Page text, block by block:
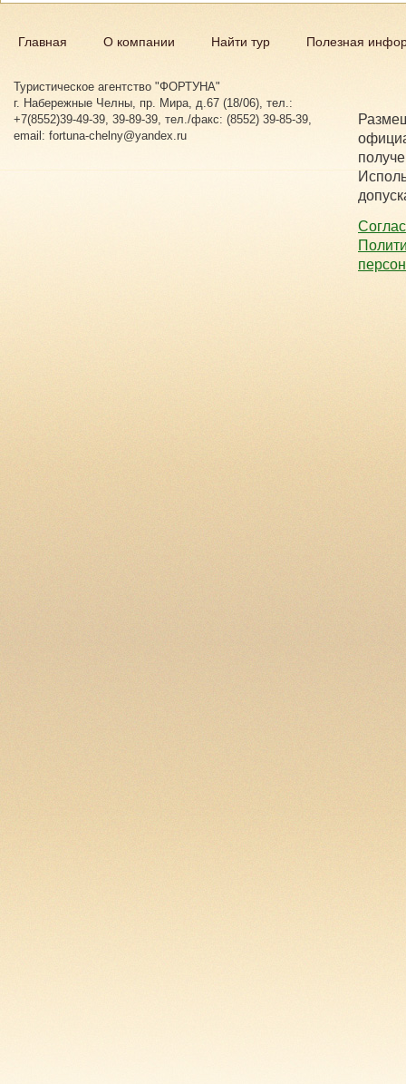
Главная О компании Найти тур Полезная
Туристическое агентство "ФОРТУНА"
г. Набережные Челны, пр. Мира, д.67 (18/06), тел.:
+7(8552)39-49-39, 39-89-39, тел./факс: (8552) 39-85-39,
email: fortuna-chelny@yandex.ru